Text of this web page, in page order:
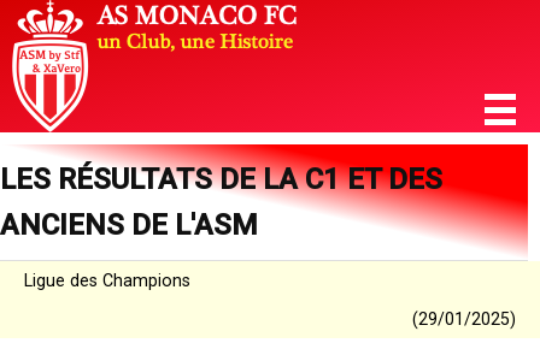
LES RÉSULTATS DE LA C1 ET DES
ANCIENS DE L'ASM
Ligue des Champions
(29/01/2025)